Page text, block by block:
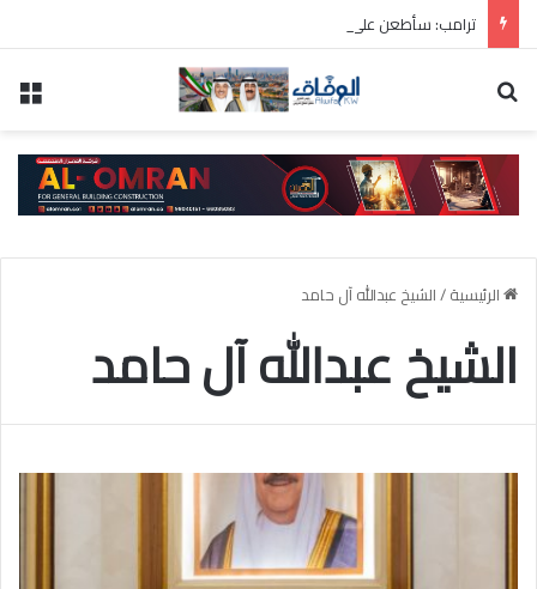
ترامب: سأطعن على حكم وقف بناء قاعة الاحتفالات بالبيت الأبيض
الرئيسية/الشيخ عبدالله آل حامد
الشيخ عبدالله آل حامد